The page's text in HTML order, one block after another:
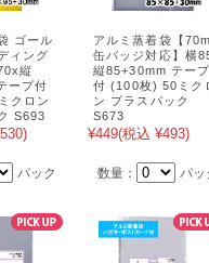
ゴール
ィング
縦
ープ付
クロン
S693
パック
アルミ蒸着袋【
缶バッジ対応】横
縦85+30mm テープ
付 (100枚) 50ミク
ン プラスパック
S673
¥449(税込 ¥493)
数量： パッ